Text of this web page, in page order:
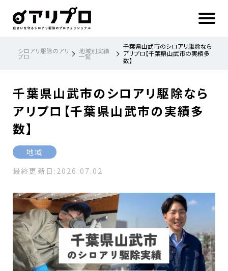
シロアリ駆除のアリ
プロ
地域別実績
一覧
千葉県山武市のシロアリ駆除なら
アリプロ【千葉県山武市の実績多
数】
千葉県山武市のシロアリ駆除なら
アリプロ【千葉県山武市の実績多
数】
地域
最終更新日:2026.07.02